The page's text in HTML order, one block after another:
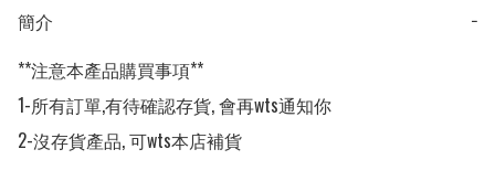
簡介
−
**注意本產品購買事項**
1-所有訂單,有待確認存貨, 會再wts通知你
2-沒存貨產品, 可wts本店補貨